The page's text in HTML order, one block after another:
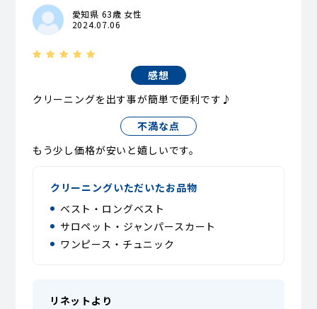
愛知県 63歳 女性
2024.07.06
感想
クリーニングを出す事が簡単で便利です♪
不満な点
もう少し価格が安いと嬉しいです。
クリーニングいただいたお品物
ベスト・ロングベスト
サロペット・ジャンパースカート
ワンピース・チュニック
リネットより